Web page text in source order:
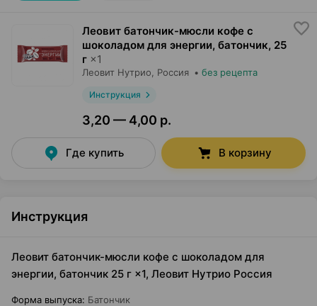
Леовит батончик-мюсли кофе с
шоколадом для энергии, батончик, 25
г ×1
Леовит Нутрио , Россия • без рецепта
Инструкция
3,20 — 4,00 р.
Где купить В корзину
Инструкция
Леовит батончик-мюсли кофе с шоколадом для
энергии, батончик 25 г ×1, Леовит Нутрио Россия
Форма выпуска: Батончик